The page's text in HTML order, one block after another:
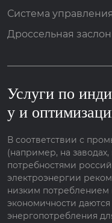
Система управления
Дроссельная
Услуги по
у и
В соответствии с
(например, на
потребностями
электроэнергии
низким потреблением
экономичности
энергопотребления